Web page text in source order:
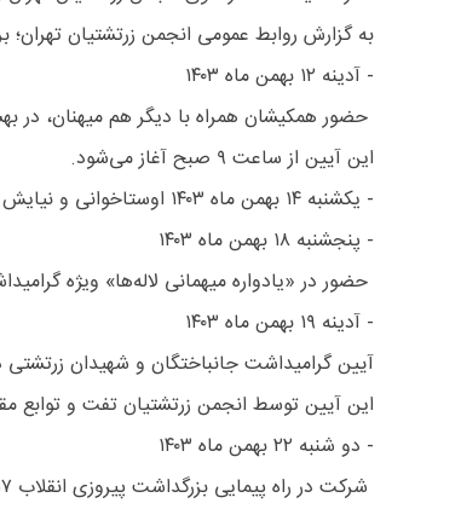
به گزارش روابط عمومی انجمن زرتشتیان
- آدینه ۱۲ بهمن ماه ۱۴۰۳
حضور همکیشان همراه با دیگر هم میهنان، در
این آیین از ساعت ۹ صبح آغاز می‌شود.
- یکشنبه ۱۴ بهمن ماه ۱۴۰۳ اوستاخوانی و نیایش همگانی برای سرافرازی و آرامش ایران و ایرانیان ساعت ۶ پسین در شاورهرام ایزد تهران
- پنجشنبه ۱۸ بهمن ماه ۱۴۰۳
حضور در «یادواره میهمانی لاله‌ها» ویژه گرامیداشت
- آدینه ۱۹ بهمن ماه ۱۴۰۳
آیین گرامیداشت جانباختگان و شهیدان زرتشتی
این آیین توسط انجمن زرتشتیان تفت و توابع مقیم تهران،
- دو شنبه ۲۲ بهمن ماه ۱۴۰۳
شرکت در راه پیمایی بزرگداشت پیروزی انقلاب ۱۳۵۷ همراه و هم پا با دیگر هم میهنان.